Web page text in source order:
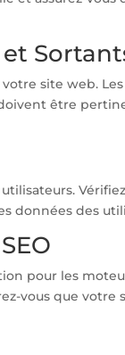
site web.
être
données des
pour les
vous que